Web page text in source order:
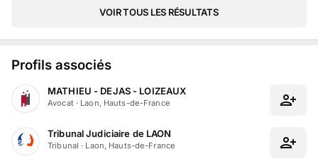
VOIR TOUS LES RÉSULTATS
Profils associés
MATHIEU - DEJAS - LOIZEAUX
Avocat· Laon, Hauts-de-France
Tribunal Judiciaire de LAON
Tribunal · Laon, Hauts-de-France